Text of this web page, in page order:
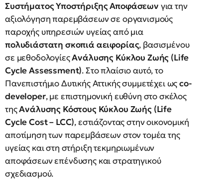
Συστήματος Υποστήριξης Αποφάσεων για την
αξιολόγηση παρεμβάσεων σε οργανισμούς
παροχής υπηρεσιών υγείας από μια
πολυδιάστατη σκοπιά αειφορίας, βασισμένου
σε μεθοδολογίεςΑνάλυσης Κύκλου Ζωής (Life
Cycle Assessment). Στο πλαίσιο αυτό, το
Πανεπιστήμιο Δυτικής Αττικής συμμετέχει ωςco-
developer, με επιστημονική ευθύνη στο σκέλος
τηςΑνάλυσης Κόστους Κύκλου Ζωής (Life
Cycle Cost – LCC), εστιάζοντας στην οικονομική
αποτίμηση των παρεμβάσεων στον τομέα της
υγείας και στη στήριξη τεκμηριωμένων
αποφάσεων επένδυσης και στρατηγικού
σχεδιασμού.